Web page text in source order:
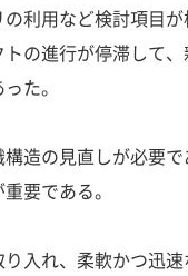
利用など検討項目
の進行が停滞して
た。
造の見直しが必要
要である。
入れ、柔軟かつ迅